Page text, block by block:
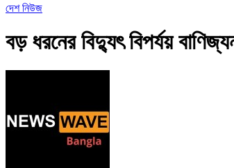
দেশনিউজ
বড় ধরনের বিদ্যুৎ বিপর্যয়